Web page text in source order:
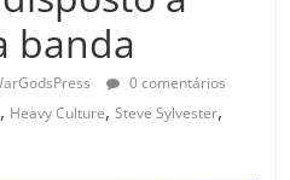
banda
0 comentários
, Heavy Culture,Steve Sylvester,